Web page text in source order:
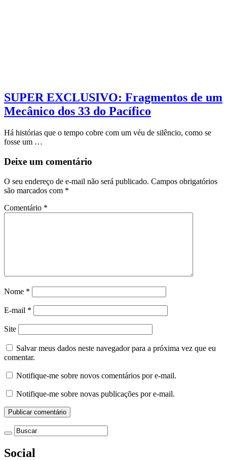
SUPER EXCLUSIVO: Fragmentos de um
Mecânico dos 33 do Pacífico
Há histórias que o tempo cobre com um véu de silêncio, como se
fosse um …
Deixe um comentário
O seu endereço de e-mail não será publicado. Campos obrigatórios
são marcados com *
Comentário *
Nome *
E-mail *
Site
Salvar meus dados neste navegador para a próxima vez que eu
comentar.
Notifique-me sobre novos comentários por e-mail.
Notifique-me sobre novas publicações por e-mail.
Social